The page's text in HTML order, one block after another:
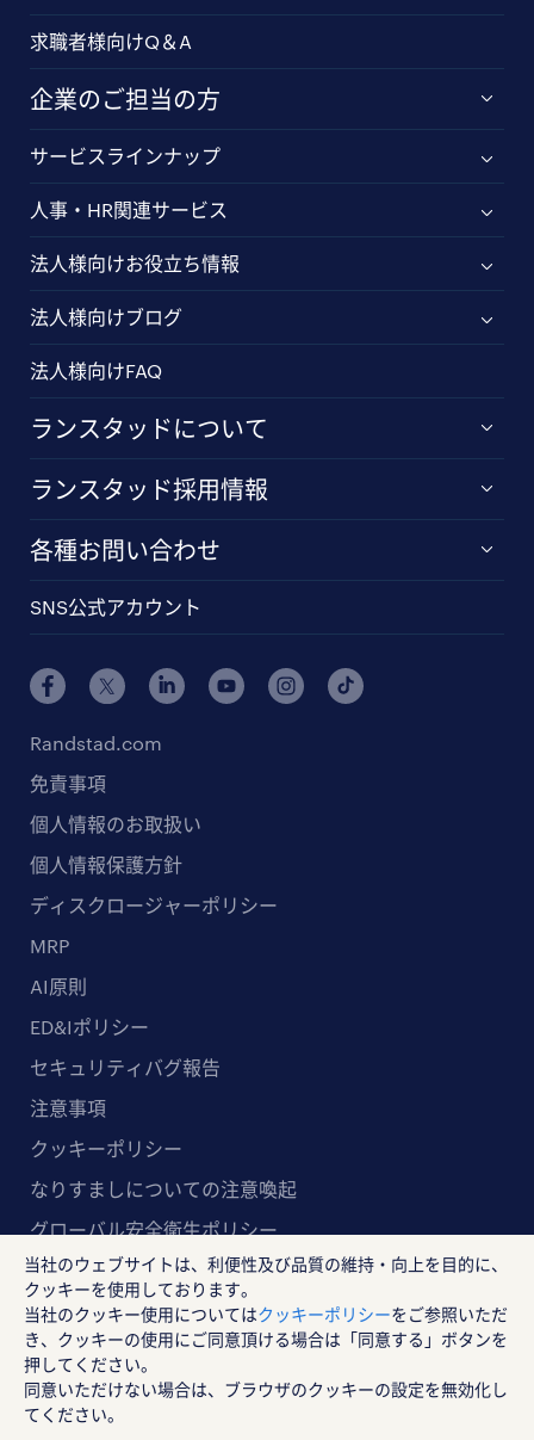
求職者様向けQ＆A
企業のご担当の方
サービスラインナップ
人事・HR関連サービス
法人様向けお役立ち情報
法人様向けブログ
法人様向けFAQ
ランスタッドについて
ランスタッド採用情報
各種お問い合わせ
SNS公式アカウント
Randstad.com
免責事項
個人情報のお取扱い
個人情報保護方針
ディスクロージャーポリシー
MRP
AI原則
ED&Iポリシー
セキュリティバグ報告
注意事項
クッキーポリシー
なりすましについての注意喚起
グローバル安全衛生ポリシー
マルチステークホルダー方針
ランスタッド株式会社
〒102-8578 東京都千代田区紀尾井町4-1 ニューオー
タニガーデンコート21F
RANDSTAD, HUMAN FORWARD及びSHAPING THE W
当社のウェブサイトは、利便性及び品質の維持・向上を目的に、
クッキーを使用しております。
当社のクッキー使用についてはクッキーポリシーをご参照いただ
き、クッキーの使用にご同意頂ける場合は「同意する」ボタンを
押してください。
同意いただけない場合は、ブラウザのクッキーの設定を無効化し
てください。